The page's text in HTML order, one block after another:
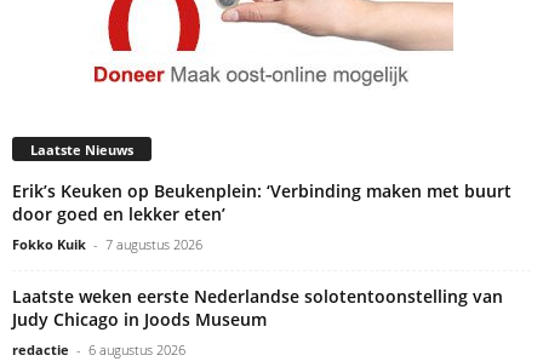
Laatste Nieuws
Erik’s Keuken op Beukenplein: ‘Verbinding maken met buurt
door goed en lekker eten’
Fokko Kuik - 7 augustus 2026
Laatste weken eerste Nederlandse solotentoonstelling van
Judy Chicago in Joods Museum
redactie - 6 augustus 2026